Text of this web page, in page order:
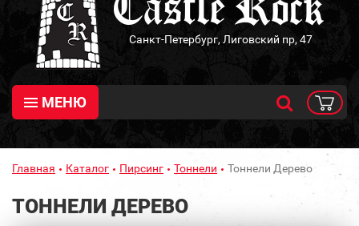
Санкт-Петербург, Лиговский пр, 47
МЕНЮ
Главная Каталог Пирсинг Тоннели Тоннели Дерево
ТОННЕЛИ ДЕРЕВО